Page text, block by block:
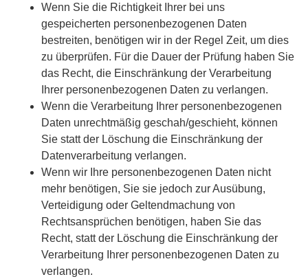
Wenn Sie die Richtigkeit Ihrer bei uns
gespeicherten personenbezogenen Daten
bestreiten, benötigen wir in der Regel Zeit, um dies
zu überprüfen. Für die Dauer der Prüfung haben Sie
das Recht, die Einschränkung der Verarbeitung
Ihrer personenbezogenen Daten zu verlangen.
Wenn die Verarbeitung Ihrer personenbezogenen
Daten unrechtmäßig geschah/geschieht, können
Sie statt der Löschung die Einschränkung der
Datenverarbeitung verlangen.
Wenn wir Ihre personenbezogenen Daten nicht
mehr benötigen, Sie sie jedoch zur Ausübung,
Verteidigung oder Geltendmachung von
Rechtsansprüchen benötigen, haben Sie das
Recht, statt der Löschung die Einschränkung der
Verarbeitung Ihrer personenbezogenen Daten zu
verlangen.